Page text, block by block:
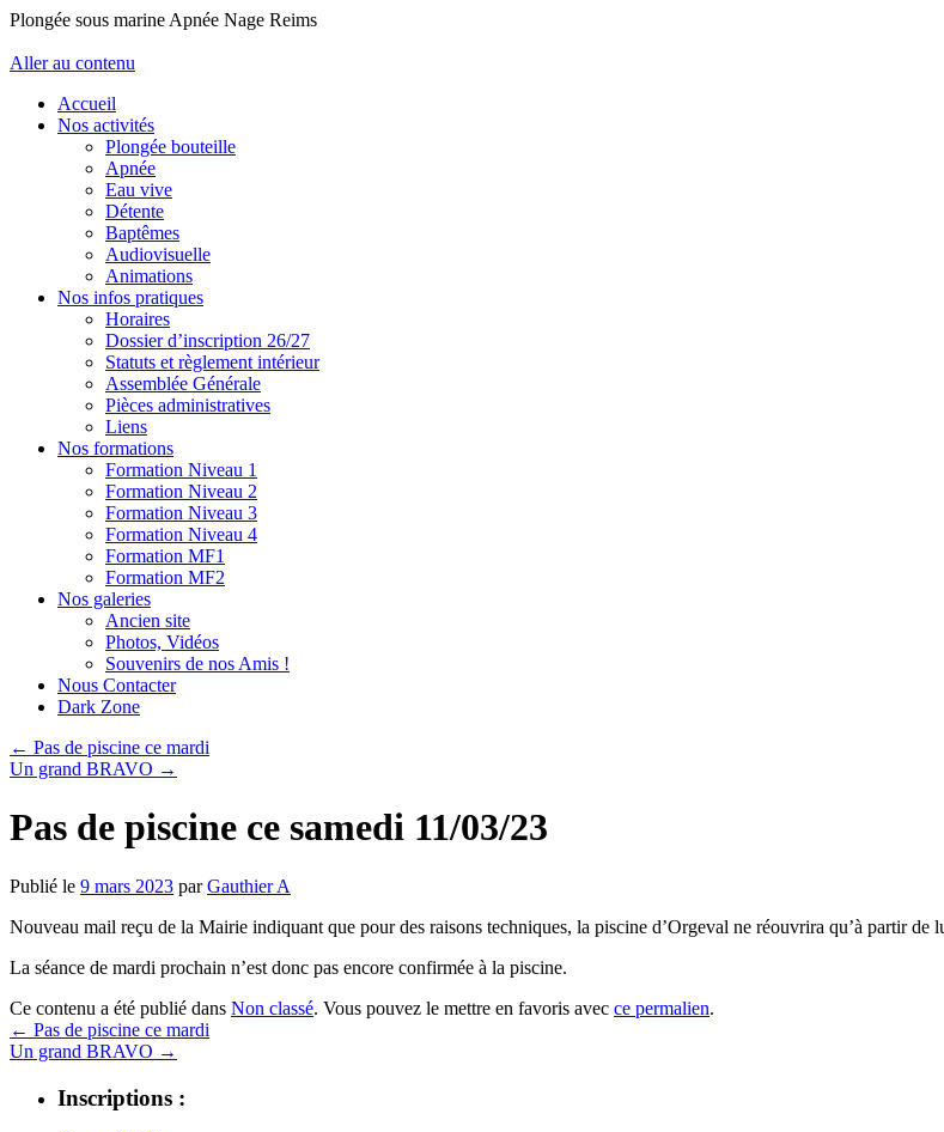
Plongée sous marine Apnée Nage Reims
Aller au contenu
Accueil
Nos activités
Plongée bouteille
Apnée
Eau vive
Détente
Baptêmes
Audiovisuelle
Animations
Nos infos pratiques
Horaires
Dossier d’inscription 26/27
Statuts et règlement intérieur
Assemblée Générale
Pièces administratives
Liens
Nos formations
Formation Niveau 1
Formation Niveau 2
Formation Niveau 3
Formation Niveau 4
Formation MF1
Formation MF2
Nos galeries
Ancien site
Photos, Vidéos
Souvenirs de nos Amis !
Nous Contacter
Dark Zone
← Pas de piscine ce mardi
Un grand BRAVO →
Pas de piscine ce samedi 11/03/23
Publié le 9 mars 2023 par Gauthier A
Nouveau mail reçu de la Mairie indiquant que pour des raisons techniques, la piscine d’Orgeval ne réouvrira qu’à partir de
La séance de mardi prochain n’est donc pas encore confirmée à la piscine.
Ce contenu a été publié dans Non classé. Vous pouvez le mettre en favoris avec ce permalien.
← Pas de piscine ce mardi
Un grand BRAVO →
Inscriptions :